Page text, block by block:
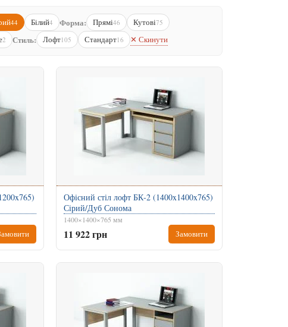
44 Білий4 Форма: Прямі46 Кутові75
2 Стиль: Лофт105 Стандарт16 ✕ Скинути
Офісний стіл лофт БК-2 (1400x1400x765)
Сірий/Дуб Сонома
1400×1400×765 мм
11 922 грн Замовити